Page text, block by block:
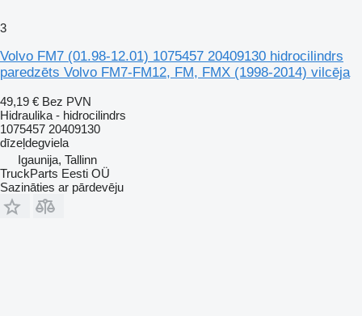
3
Volvo FM7 (01.98-12.01) 1075457 20409130 hidrocilindrs
paredzēts Volvo FM7-FM12, FM, FMX (1998-2014) vilcēja
49,19 € Bez PVN
Hidraulika - hidrocilindrs
1075457 20409130
dīzeļdegviela
Igaunija, Tallinn
TruckParts Eesti OÜ
Sazināties ar pārdevēju